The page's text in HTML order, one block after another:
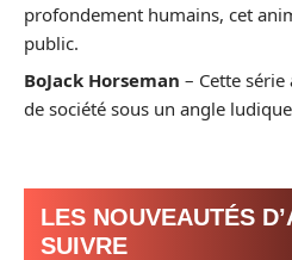
profondement humains, cet
public.
BoJack Horseman – Cette
de société sous un angle
LES NOUVEAUTÉS
SUIVRE